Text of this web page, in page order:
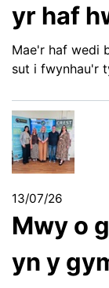
yr haf
Mae'r haf wedi
sut i fwynhau'r
13/07/26
Mwy o
yn y